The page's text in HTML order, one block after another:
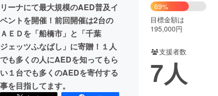
CAMPFIRE for Social Good
CAMPFIRE Creation
CAMPFIREふるさと納税
コミュニティ
リーナにて最大規模のAED普及イ
ベントを開催！前回開催は2台の
ＡＥＤを「船橋市」と「千葉
ジェッツふなばし」に寄贈！１人
でも多くの人にAEDを知ってもら
い１台でも多くのAEDを寄付する
事を目指してます。
69%
目標金額は
195,000円
支援者数
7人